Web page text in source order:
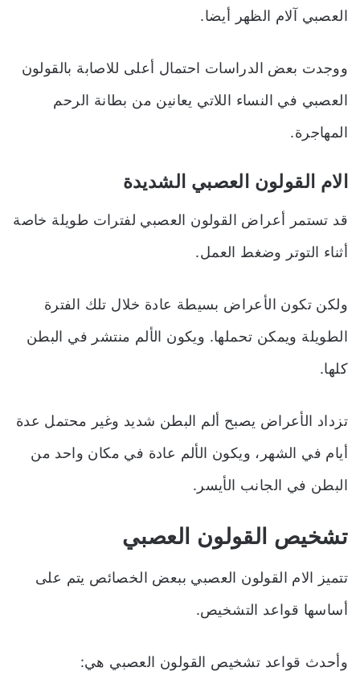
العصبي آلام الظهر أيضا.
ووجدت بعض الدراسات احتمال أعلى للاصابة بالقولون
العصبي في النساء اللاتي يعانين من بطانة الرحم
المهاجرة.
الام القولون العصبي الشديدة
قد تستمر أعراض القولون العصبي لفترات طويلة خاصة
أثناء التوتر وضغط العمل.
ولكن تكون الأعراض بسيطة عادة خلال تلك الفترة
الطويلة ويمكن تحملها. ويكون الألم منتشر في البطن
كلها.
تزداد الأعراض يصبح ألم البطن شديد وغير محتمل عدة
أيام في الشهر، ويكون الألم عادة في مكان واحد من
البطن في الجانب الأيسر.
تشخيص القولون العصبي
تتميز الام القولون العصبي ببعض الخصائص يتم على
أساسها قواعد التشخيص.
وأحدث قواعد تشخيص القولون العصبي هي: